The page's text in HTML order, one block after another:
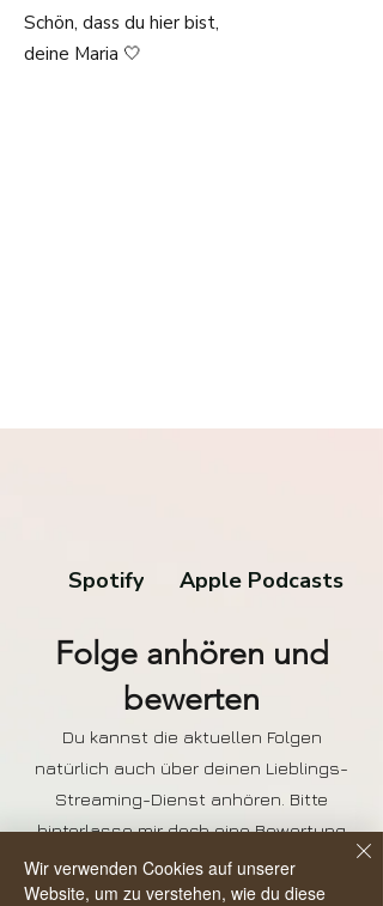
Schön, dass du hier bist,
deine Maria 🤍
Spotify Apple Podcasts
Folge anhören und
bewerten
Du kannst die aktuellen Folgen
natürlich auch über deinen Lieblings-
Streaming-Dienst anhören. Bitte
hinterlasse mir doch eine Bewertung
da, das hilft anderen den Podcast zu
finden und noch mehr Menschen in ein
Wir verwenden Cookies auf unserer
Website, um zu verstehen, wie du diese